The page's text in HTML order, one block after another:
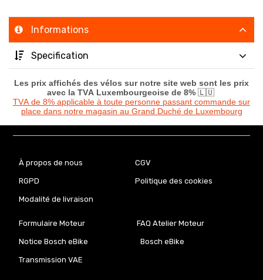
Informations
Specification
Les prix affichés des vélos sur notre site web sont les prix
avec la TVA Luxembourgeoise de 8% 🇱🇺
TVA de 8% applicable à toute personne passant commande sur
place dans notre magasin au Grand Duché de Luxembourg
À propos de nous CGV
RGPD Politique des cookies
Modalité de livraison
Formulaire Moteur FAQ Atelier Moteur
Notice Bosch eBike Bosch eBike
Transmission VAE